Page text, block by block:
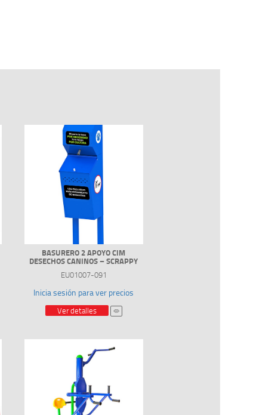
BASURERO 2 APOYO CIM
DESECHOS CANINOS – SCRAPPY
EU01007-091
Inicia sesión para ver precios
Ver detalles